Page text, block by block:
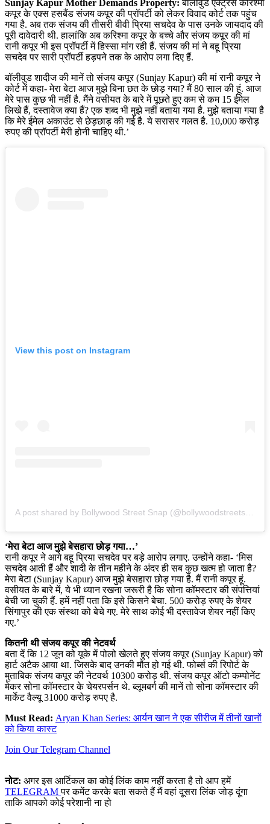
Sunjay Kapur Mother Demands Property: बॉलीवुड एक्ट्रेस करिश्मा
कपूर के एक्स हसबैंड संजय कपूर की प्रॉपर्टी को लेकर विवाद कोर्ट तक पहुंच
गया है. अब तक संजय की तीसरी बीवी प्रिया सचदेव के पास उनके जायदाद की
पूरी दावेदारी थी. हालांकि अब करिश्मा कपूर के बच्चे और संजय कपूर की मां
रानी कपूर भी इस प्रॉपर्टी में हिस्सा मांग रही हैं. संजय की मां ने बहू प्रिया
सचदेव पर सारी प्रॉपर्टी हड़पने तक के आरोप लगा दिए हैं.
बॉलीवुड शादीज की मानें तो संजय कपूर (Sunjay Kapur) की मां रानी कपूर ने
कोर्ट में कहा- मेरा बेटा आज मुझे बिना छत के छोड़ गया? मैं 80 साल की हूं. आज
मेरे पास कुछ भी नहीं है. मैंने वसीयत के बारे में पूछते हुए कम से कम 15 ईमेल
लिखे हैं, दस्तावेज क्या हैं? एक शब्द भी मुझे नहीं बताया गया है. मुझे बताया गया है
कि मेरे ईमेल अकाउंट से छेड़छाड़ की गई है. ये सरासर गलत है. 10,000 करोड़
रुपए की प्रॉपर्टी मेरी होनी चाहिए थी.’
View this post on Instagram
‘मेरा बेटा आज मुझे बेसहारा छोड़ गया…’
रानी कपूर ने आगे बहू प्रिया सचदेव पर बड़े आरोप लगाए. उन्होंने कहा- ‘मिस
सचदेव आती हैं और शादी के तीन महीने के अंदर ही सब कुछ खत्म हो जाता है?
मेरा बेटा (Sunjay Kapur) आज मुझे बेसहारा छोड़ गया है. मैं रानी कपूर हूं.
वसीयत के बारे में, ये भी ध्यान रखना जरूरी है कि सोना कॉमस्टार की संपत्तियां
बेची जा चुकी हैं. हमें नहीं पता कि इसे किसने बेचा. 500 करोड़ रुपए के शेयर
सिंगापुर की एक संस्था को बेचे गए. मेरे साथ कोई भी दस्तावेज शेयर नहीं किए
गए.’
कितनी थी संजय कपूर की नेटवर्थ
बता दें कि 12 जून को यूके में पोलो खेलते हुए संजय कपूर (Sunjay Kapur) को
हार्ट अटैक आया था. जिसके बाद उनकी मौत हो गई थी. फोर्ब्स की रिपोर्ट के
मुताबिक संजय कपूर की नेटवर्थ 10300 करोड़ थी. संजय कपूर ऑटो कम्पोनेंट
मेकर सोना कॉमस्टार के चेयरपर्सन थे. ब्लूमबर्ग की मानें तो सोना कॉमस्टार की
मार्केट वैल्यू 31000 करोड़ रुपए है.
Must Read: Aryan Khan Series: आर्यन खान ने एक सीरीज में तीनों खानों
को किया कास्ट
Join Our Telegram Channel
नोट: अगर इस आर्टिकल का कोई लिंक काम नहीं करता है तो आप हमें
TELEGRAMपर कमेंट करके बता सकते हैं मैं वहां दूसरा लिंक जोड़ दूंगा
ताकि आपको कोई परेशानी ना हो